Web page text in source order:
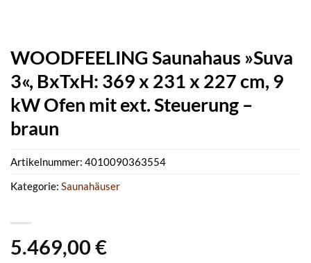
WOODFEELING Saunahaus »Suva
3«, BxTxH: 369 x 231 x 227 cm, 9
kW Ofen mit ext. Steuerung –
braun
5.469,00 €
Artikelnummer: 4010090363554
Kategorie: Saunahäuser